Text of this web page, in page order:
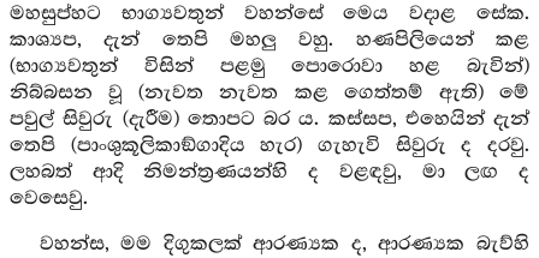
මහසුප්හට භාග්‍යවතුන් වහන්සේ මෙය වදාළ සේක.
කාශ්‍යප, දැන් තෙපි මහලු වහු. හණපිලියෙන් කළ
(භාග්‍යවතුන් විසින් පළමු පොරොවා හළ බැවින්)
නිබ්බසන වූ (නැවත නැවත කළ ගෙත්තම් ඇති) මේ
පවුල් සිවුරු (දැරීම) තොපට බර ය. කස්සප, එහෙයින් දැන්
තෙපි (පාංශුකූලිකාඞ්ගාදිය හැර) ගැහැවි සිවුරු ද දරවු.
ලහබත් ආදි නිමන්ත්‍රණයන්හි ද වළඳවු, මා ලඟ ද
වෙසෙවු.
වහන්ස, මම දිගුකලක් ආරණ්‍යක ද, ආරණ්‍යක බැව්හි